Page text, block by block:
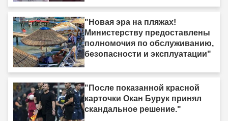
"Новая эра на пляжах!
Министерству предоставлены
полномочия по обслуживанию,
безопасности и эксплуатации"
"После показанной красной
карточки Окан Бурук принял
скандальное решение."